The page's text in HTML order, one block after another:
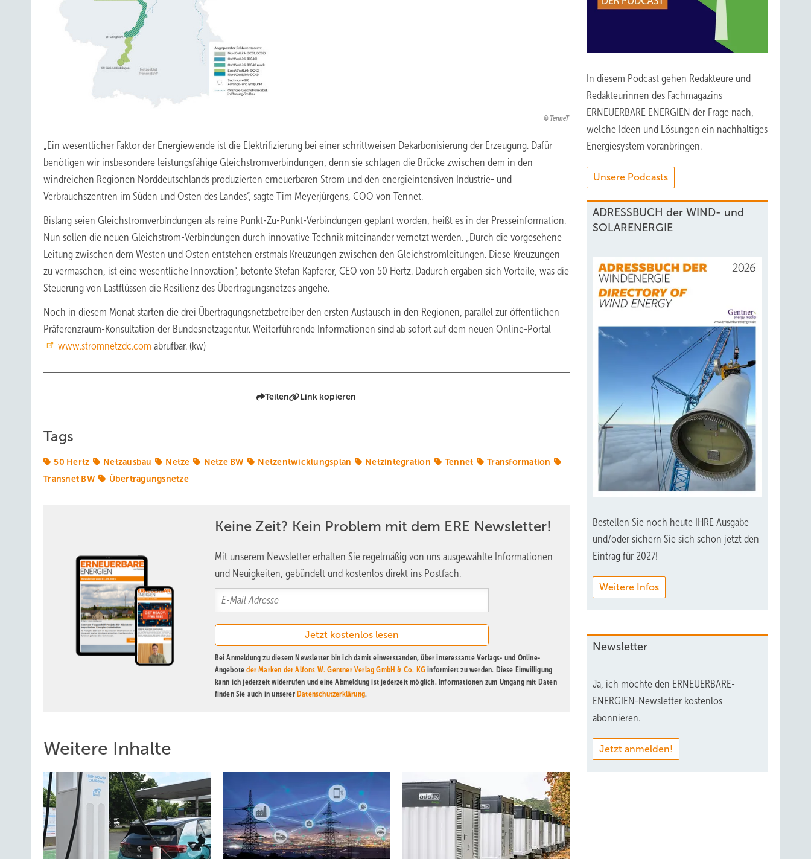
TenneT
„Ein wesentlicher Faktor der Energiewende ist die Elektrifizierung bei einer schrittweisen Dekarbonisierung der Erzeugung. Dafür
benötigen wir insbesondere leistungsfähige Gleichstromverbindungen, denn sie schlagen die Brücke zwischen dem in den
windreichen Regionen Norddeutschlands produzierten erneuerbaren Strom und den energieintensiven Industrie- und
Verbrauchszentren im Süden und Osten des Landes“, sagte Tim Meyerjürgens, COO von Tennet.
Bislang seien Gleichstromverbindungen als reine Punkt-Zu-Punkt-Verbindungen geplant worden, heißt es in der Presseinformation.
Nun sollen die neuen Gleichstrom-Verbindungen durch innovative Technik miteinander vernetzt werden. „Durch die vorgesehene
Leitung zwischen dem Westen und Osten entstehen erstmals Kreuzungen zwischen den Gleichstromleitungen. Diese Kreuzungen
zu vermaschen, ist eine wesentliche Innovation“, betonte Stefan Kapferer, CEO von 50 Hertz. Dadurch ergäben sich Vorteile, was die
Steuerung von Lastflüssen die Resilienz des Übertragungsnetzes angehe.
Noch in diesem Monat starten die drei Übertragungsnetzbetreiber den ersten Austausch in den Regionen, parallel zur öffentlichen
Präferenzraum-Konsultation der Bundesnetzagentur. Weiterführende Informationen sind ab sofort auf dem neuen Online-Portal
www.stromnetzdc.com abrufbar. (kw)
Teilen Link kopieren
Tags
50 Hertz Netzausbau Netze Netze BW Netzentwicklungsplan Netzintegration Tennet
Transformation
Transnet BW
Übertragungsnetze
Keine Zeit? Kein Problem mit dem ERE Newsletter!
Mit unserem Newsletter erhalten Sie regelmäßig von uns ausgewählte Informationen
und Neuigkeiten, gebündelt und kostenlos direkt ins Postfach.
Bei Anmeldung zu diesem Newsletter bin ich damit einverstanden, über interessante Verlags- und Online-
Angeboteder Marken der Alfons W. Gentner Verlag GmbH & Co. KG informiert zu werden. Diese Einwilligung
kann ich jederzeit widerrufen und eine Abmeldung ist jederzeit möglich. Informationen zum Umgang mit Daten
finden Sie auch in unserer Datenschutzerklärung.
Weitere Inhalte
In diesem Podcast gehen Redakteure und
Redakteurinnen des Fachmagazins
ERNEUERBARE ENERGIEN der Frage nach,
welche Ideen und Lösungen ein nachhaltiges
Energiesystem voranbringen.
Unsere Podcasts
ADRESSBUCH der WIND- und
SOLARENERGIE
Bestellen Sie noch heute IHRE Ausgabe
und/oder sichern Sie sich schon jetzt den
Eintrag für 2027!
Weitere Infos
Newsletter
Ja, ich möchte den ERNEUERBARE-
ENERGIEN-Newsletter kostenlos
abonnieren.
Jetzt anmelden!